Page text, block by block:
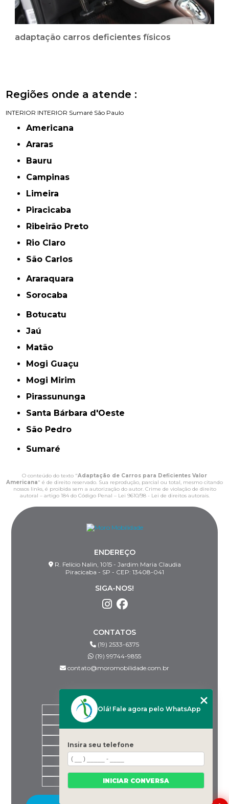
adaptação carros deficientes físicos
Regiões onde a atende :
INTERIOR INTERIOR Sumaré São Paulo
Americana
Araras
Bauru
Campinas
Limeira
Piracicaba
Ribeirão Preto
Rio Claro
São Carlos
Araraquara
Sorocaba
Botucatu
Jaú
Matão
Mogi Guaçu
Mogi Mirim
Pirassununga
Santa Bárbara d'Oeste
São Pedro
Sumaré
O conteúdo do texto "Adaptação de Carros para Deficientes Valor
Americana" é de direito reservado. Sua reprodução, parcial ou total, mesmo citando
nossos links, é proibida sem a autorização do autor. Crime de violação de direito
autoral – artigo 184 do Código Penal – Lei 9610/98 - Lei de direitos autorais.
ENDEREÇO
R. Felício Nalin, 1015 - Jardim Maria Claudia
Piracicaba - SP - CEP: 13408-041
SIGA-NOS!
CONTATOS
(19) 2533-6375
(19) 99744-9855
contato@moromobilidade.com.br
HOME
PRODUTOS
DESPACHANTES PARCEIROS
CONTATO
CATEGORIAS
MAPA DO SITE
Olá! Fale agora pelo WhatsApp
Insira seu telefone
INICIAR CONVERSA